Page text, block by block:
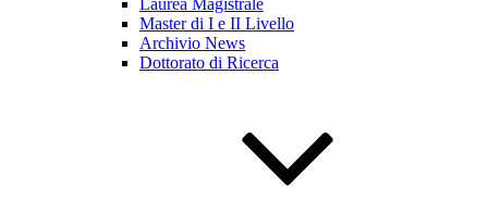
Laurea Magistrale
Master di I e II Livello
Archivio News
Dottorato di Ricerca